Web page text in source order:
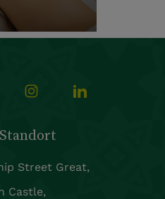
Street Great,
Castle,